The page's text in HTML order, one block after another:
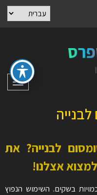
לבנייה? את
אצלנו!
בשקים. השימוש הנפוץ